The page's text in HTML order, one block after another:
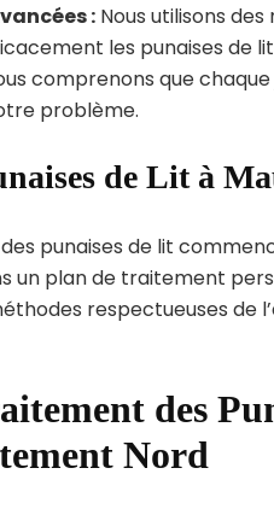
: Nous utilisons
les punaises de
comprenons que
problème.
de Lit à
punaises de lit
un plan de traitement
respectueuses
des
Nord